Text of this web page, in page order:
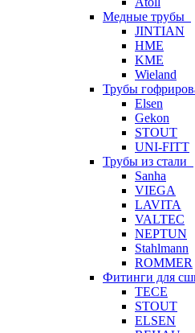
Медные трубы
JINTIAN
HME
KME
Wieland
Трубы
Elsen
Gekon
STOUT
UNI-FITT
Трубы из стали
Sanha
VIEGA
LAVITA
VALTEC
NEPTUN
Stahlmann
ROMMER
Фитинги для
TECE
STOUT
ELSEN